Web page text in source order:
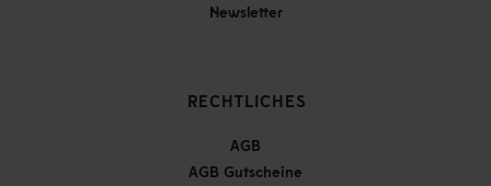
Newsletter
RECHTLICHES
AGB
AGB Gutscheine